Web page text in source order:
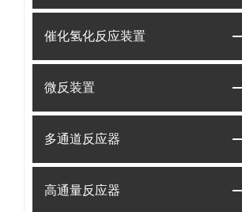
催化氢化反应装置
微反装置
多通道反应器
高通量反应器